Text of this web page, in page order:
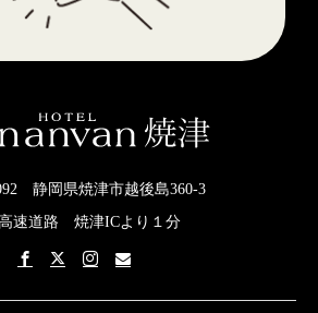
静岡県焼津市越後島360-3
速道路 焼津ICより１分